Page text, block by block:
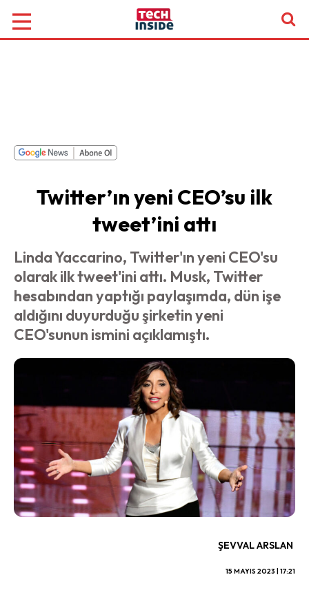
Twitter’ın yeni CEO’su ilk
tweet’ini attı
Linda Yaccarino, Twitter'ın yeni CEO'su
olarak ilk tweet'ini attı. Musk, Twitter
hesabından yaptığı paylaşımda, dün işe
aldığını duyurduğu şirketin yeni
CEO'sunun ismini açıklamıştı.
ŞEVVAL ARSLAN
15 MAYIS 2023 | 17:21